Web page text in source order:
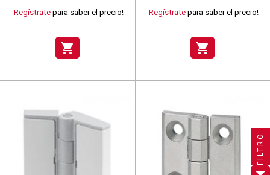
Añadir a la lista de deseos×
Crear lista de deseos ×
Nombre de la lista de deseos
((title)) ×
Iniciar sesión
Debe iniciar sesión para guardar productos en su lista de
((title)) ×
((title)) ×
Regístrate para saber el precio!
shopping_cart
Regístrate para saber el precio!
shopping_cart
FILTRO